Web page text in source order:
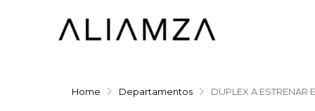
Home Departamentos DUPLEX A ESTRENAR